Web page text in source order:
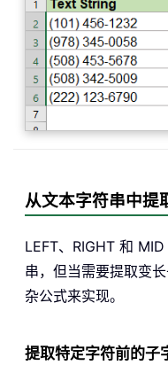
从文本字符串中提
LEFT、RIGHT 和
串，但当需要提取变
杂公式来实现。
提取特定字符前的子